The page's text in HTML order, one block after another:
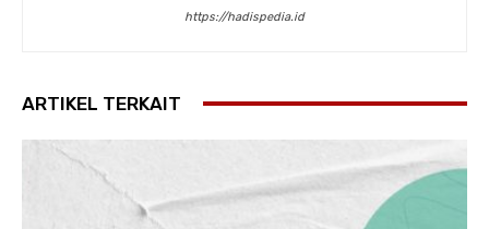
https://hadispedia.id
ARTIKEL TERKAIT